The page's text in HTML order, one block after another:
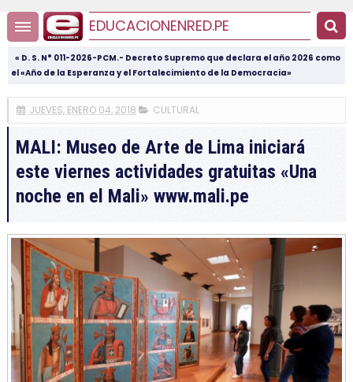
EDUCACIONENRED.PE
« D. S. N° 011-2026-PCM.- Decreto Supremo que declara el año 2026 como
el «Año de la Esperanza y el Fortalecimiento de la Democracia»
JUEVES, ENERO 04, 2018 CULTURAL
MALI: Museo de Arte de Lima iniciará
este viernes actividades gratuitas «Una
noche en el Mali» www.mali.pe